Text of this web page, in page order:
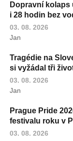
Dopravní
i 28 hodin bez
03. 08. 2026
Jan
Tragédie na
si vyžádal tři
03. 08. 2026
Jan
Prague Pride
festivalu roku v
03. 08. 2026